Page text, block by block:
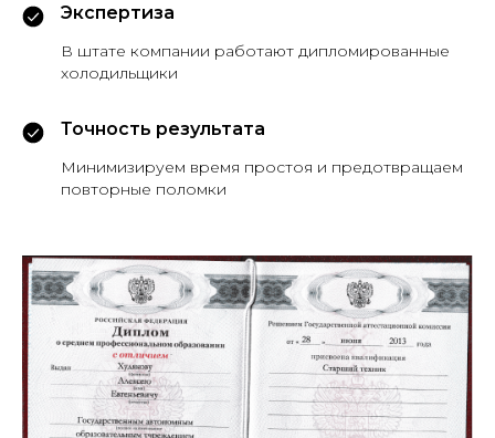
Экспертиза
В штате компании работают дипломированные
холодильщики
Точность результата
Минимизируем время простоя и предотвращаем
повторные поломки